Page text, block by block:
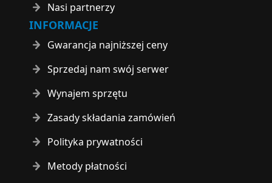
Nasi partnerzy
INFORMACJE
Gwarancja najniższej ceny
Sprzedaj nam swój serwer
Wynajem sprzętu
Zasady składania zamówień
Polityka prywatności
Metody płatności